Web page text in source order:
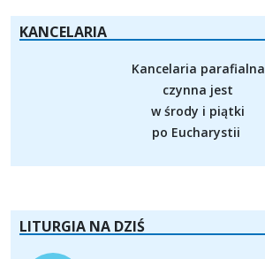
KANCELARIA
Kancelaria parafialna
czynna jest
w środy i piątki
po Eucharystii
LITURGIA NA DZIŚ